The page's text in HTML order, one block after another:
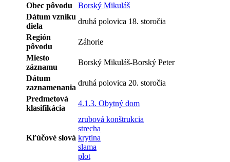
Obec pôvodu
Borský Mikuláš
Dátum vzniku
diela
druhá polovica 18. storočia
Región
pôvodu
Záhorie
Miesto
záznamu
Borský Mikuláš-Borský Peter
Dátum
zaznamenania
druhá polovica 20. storočia
Predmetová
klasifikácia
4.1.3. Obytný dom
Kľúčové slová
zrubová konštrukcia
strecha
krytina
slama
plot